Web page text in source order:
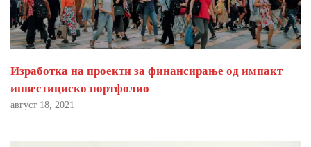
Изработка на проекти за финансирање од импакт
инвестициско портфолио
август 18, 2021